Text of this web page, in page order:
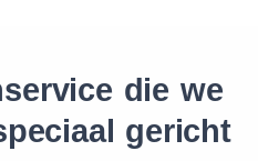
die we
gericht